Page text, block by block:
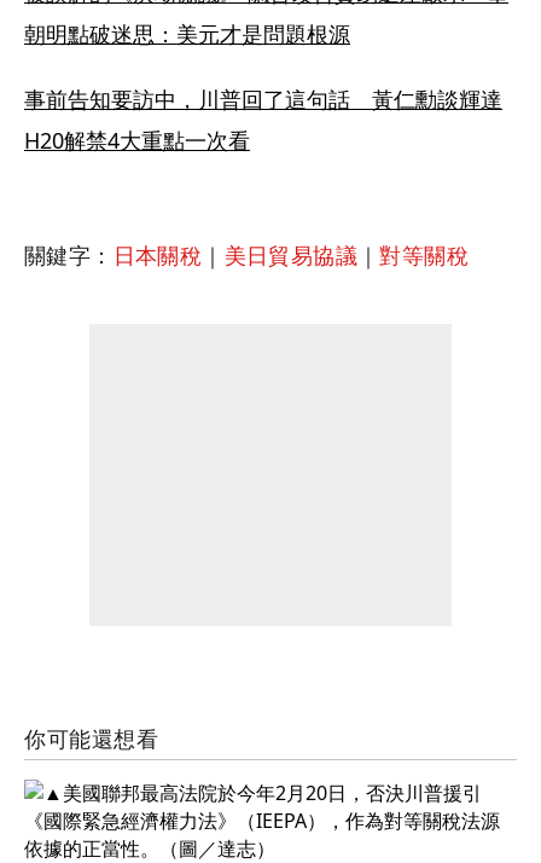
朝明點破迷思：美元才是問題根源
事前告知要訪中，川普回了這句話　黃仁勳談輝達
H20解禁4大重點一次看
關鍵字： 日本關稅 ｜ 美日貿易協議 ｜對等關稅
你可能還想看